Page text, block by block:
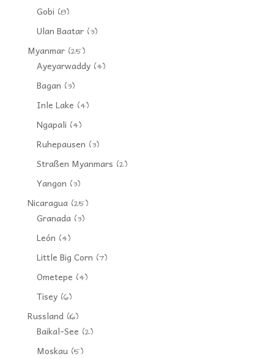
Gobi (8)
Ulan Baatar(3)
Myanmar(25)
Ayeyarwaddy(4)
Bagan (3)
Inle Lake (4)
Ngapali (4)
Ruhepausen (3)
Straßen Myanmars (2)
Yangon (3)
Nicaragua(25)
Granada(3)
León (4)
Little Big Corn (7)
Ometepe (4)
Tisey(6)
Russland(16)
Baikal-See (2)
Moskau(5)